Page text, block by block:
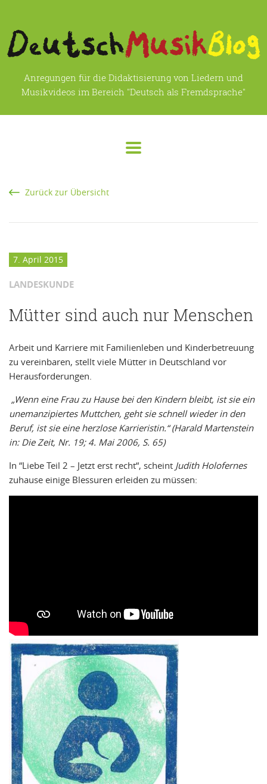
Anregungen für die Didaktisierung von Liedern und
Musikvideos im Bereich "Deutsch als Fremdsprache"
Zurück zur Übersicht
7. April 2015
LANDESKUNDE
Mütter sind auch nur Menschen
Arbeit und Karriere mit Familienleben und Kinderbetreuung
zu vereinbaren, stellt viele Mütter in Deutschland vor
Herausforderungen.
„Wenn eine Frau zu Hause bei den Kindern bleibt, ist sie ein
unemanzipiertes Muttchen, geht sie schnell wieder in den
Beruf, ist sie eine herzlose Karrieristin.“ (Harald Martenstein
in: Die Zeit, Nr. 19; 4. Mai 2006, S. 65)
In “Liebe Teil 2 – Jetzt erst recht“, scheint Judith Holofernes
zuhause einige Blessuren erleiden zu müssen: